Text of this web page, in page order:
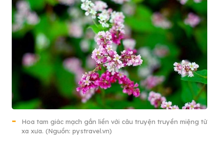
Hoa tam giác mạch gắn liền với câu truyện truyền miệng từ
xa xưa. (Nguồn: pystravel.vn)